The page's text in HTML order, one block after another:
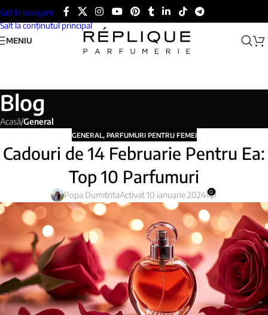
Salt la navigare
Salt la conținutul principal
MENIU
Blog
Acasă/General
GENERAL, PARFUMURI PENTRU FEMEI
Cadouri de 14 Februarie Pentru Ea:
Top 10 Parfumuri
Popa DumitritaActivat 10 ianuarie 2024 0